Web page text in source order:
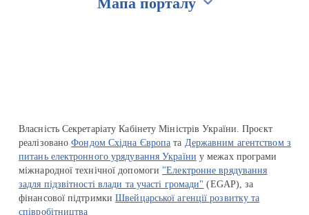
Власність Секретаріату Кабінету Міністрів України. Проєкт
реалізованоФондом Східна Європа та Державним агентством з
питань електронного урядування України у межах програми
міжнародної технічної допомоги "Електронне врядування
задля підзвітності влади та участі громади" (EGAP), за
фінансової підтримкиШвейцарської агенції розвитку та
співробітництва